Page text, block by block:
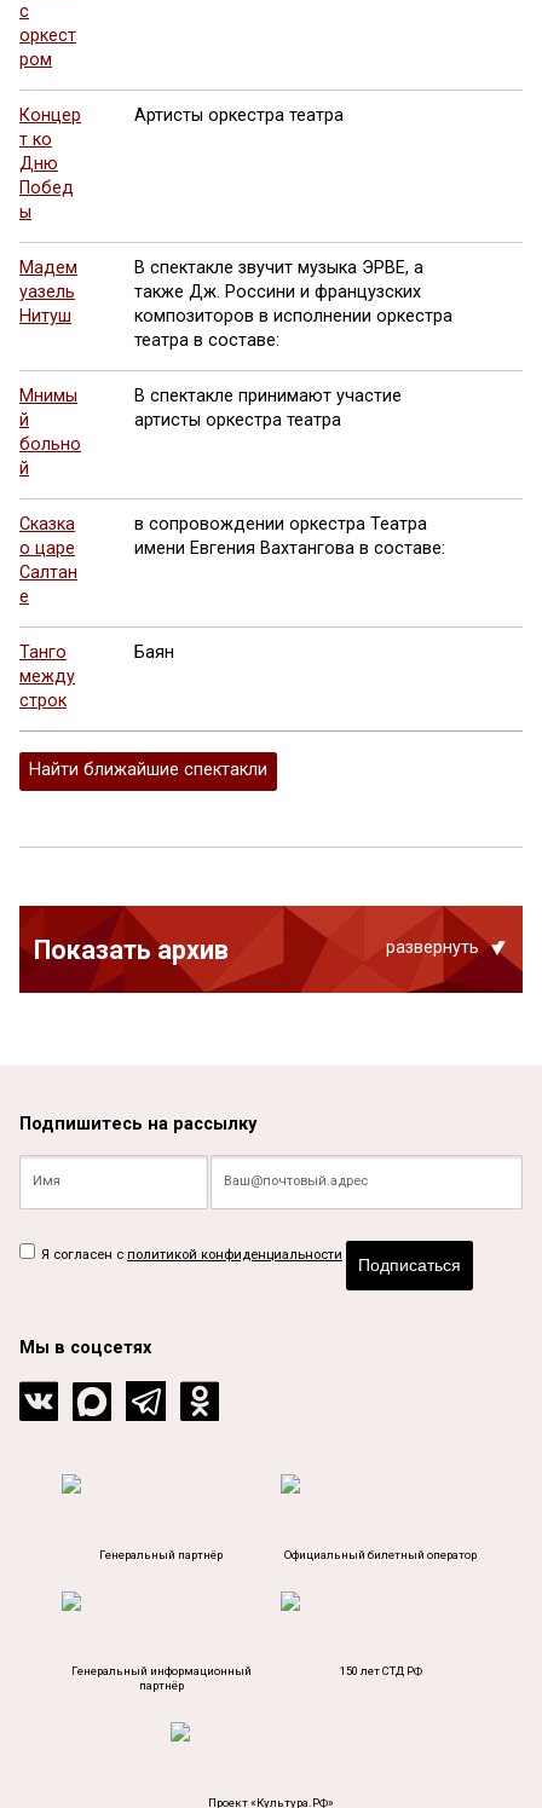
с
оркест
ром
Концер
т ко
Дню
Побед
ы
Артисты оркестра театра
Мадем
уазель
Нитуш
В спектакле звучит музыка ЭРВЕ, а
также Дж. Россини и французских
композиторов в исполнении оркестра
театра в составе:
Мнимы
й
больно
й
В спектакле принимают участие
артисты оркестра театра
Сказка
о царе
Салтан
е
в сопровождении оркестра Театра
имени Евгения Вахтангова в составе:
Танго
между
строк
Баян
Найти ближайшие спектакли
Показать архив развернуть
Подпишитесь на рассылку
Я согласен с политикой конфиденциальности
Подписаться
Мы в соцсетях
Генеральный партнёр Официальный билетный оператор
Генеральный информационный
партнёр
150 лет СТД РФ
Проект «Культура.РФ»